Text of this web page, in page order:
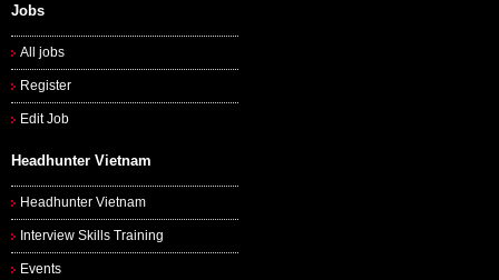
Jobs
All jobs
Register
Edit Job
Headhunter Vietnam
Headhunter Vietnam
Interview Skills Training
Events